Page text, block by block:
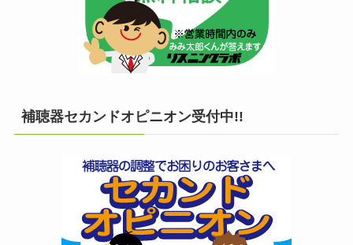
補聴器セカンドオピニオン受付中!!